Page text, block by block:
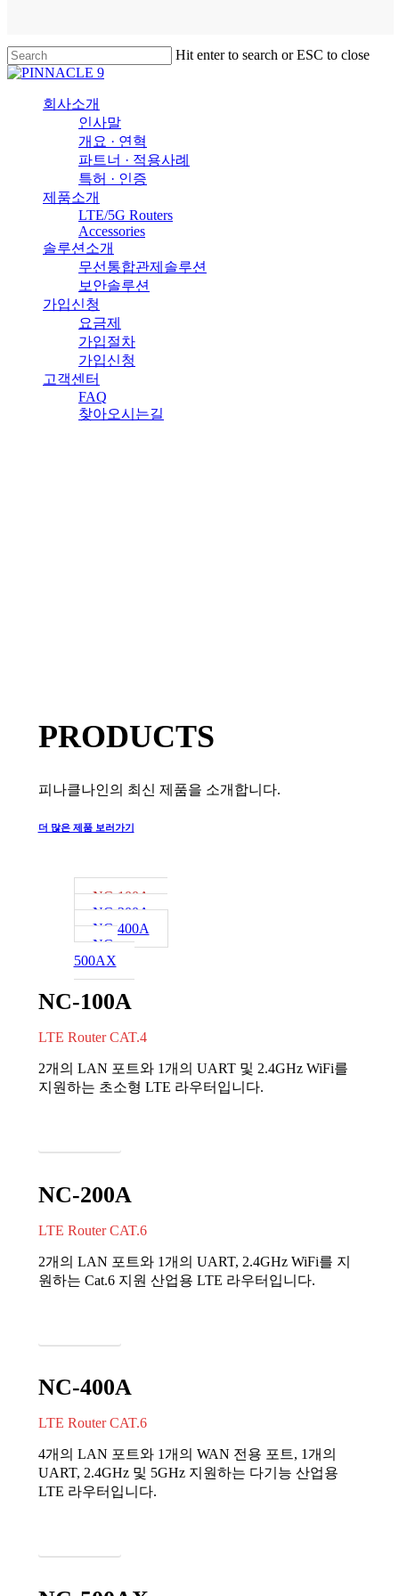
main
content
Hit enter to search or ESC to close
Close
회사소개
인사말
개요 · 연혁
파트너 · 적용사례
특허 · 인증
제품소개
LTE/5G Routers
Accessories
솔루션소개
무선통합관제솔루션
보안솔루션
가입신청
요금제
가입절차
가입신청
고객센터
FAQ
찾아오시는길
'피나클나인'으로
모든 사물의 생각
'피나클나인'의 업
서비스를 제공하겠
PRODUCTS
피나클나인의 최신 제품을 소개합니다.
더 많은 제품 보러가기
NC-100A
NC-200A
NC-400A
NC-
500AX
NC-100A
LTE Router CAT.4
2개의 LAN 포트와 1개의 UART 및 2.4GHz WiFi를
지원하는 초소형 LTE 라우터입니다.
NC-200A
LTE Router CAT.6
2개의 LAN 포트와 1개의 UART, 2.4GHz WiFi를 지
원하는 Cat.6 지원 산업용 LTE 라우터입니다.
NC-400A
LTE Router CAT.6
4개의 LAN 포트와 1개의 WAN 전용 포트, 1개의
UART, 2.4GHz 및 5GHz 지원하는 다기능 산업용
LTE 라우터입니다.
Menu